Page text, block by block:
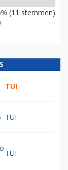
(11 stemmen)
TUI
TUI
TUI